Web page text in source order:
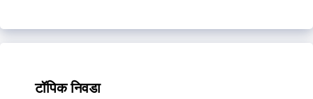
टॉपिक निवडा